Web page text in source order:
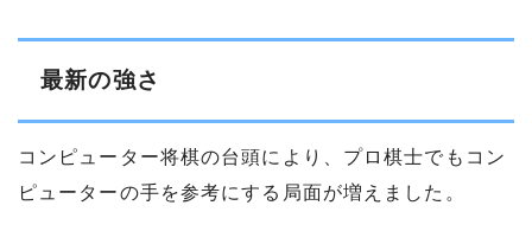
最新の強さ
コンピューター将棋の台頭により、プロ棋士でもコン
ピューターの手を参考にする局面が増えました。